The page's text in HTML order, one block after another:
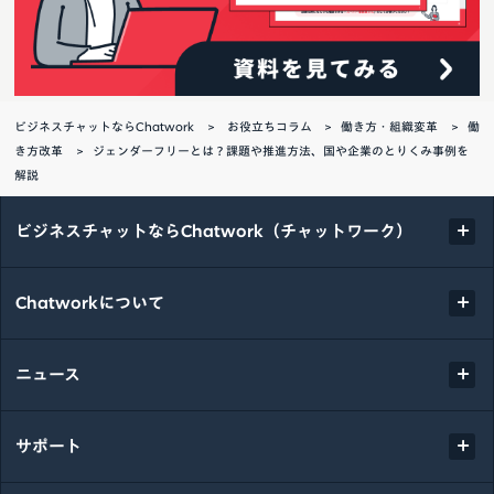
ビジネスチャットならChatwork お役立ちコラム 働き方・組織変革
働
き方改革
ジェンダーフリーとは？課題や推進方法、国や企業のとりくみ事例を
解説
ビジネスチャットならChatwork（チャットワーク）
Chatworkについて
ニュース
サポート